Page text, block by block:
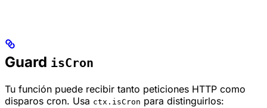
Guard isCron
Tu función puede recibir tanto peticiones HTTP como
disparos cron. Usa ctx.isCron para distinguirlos: